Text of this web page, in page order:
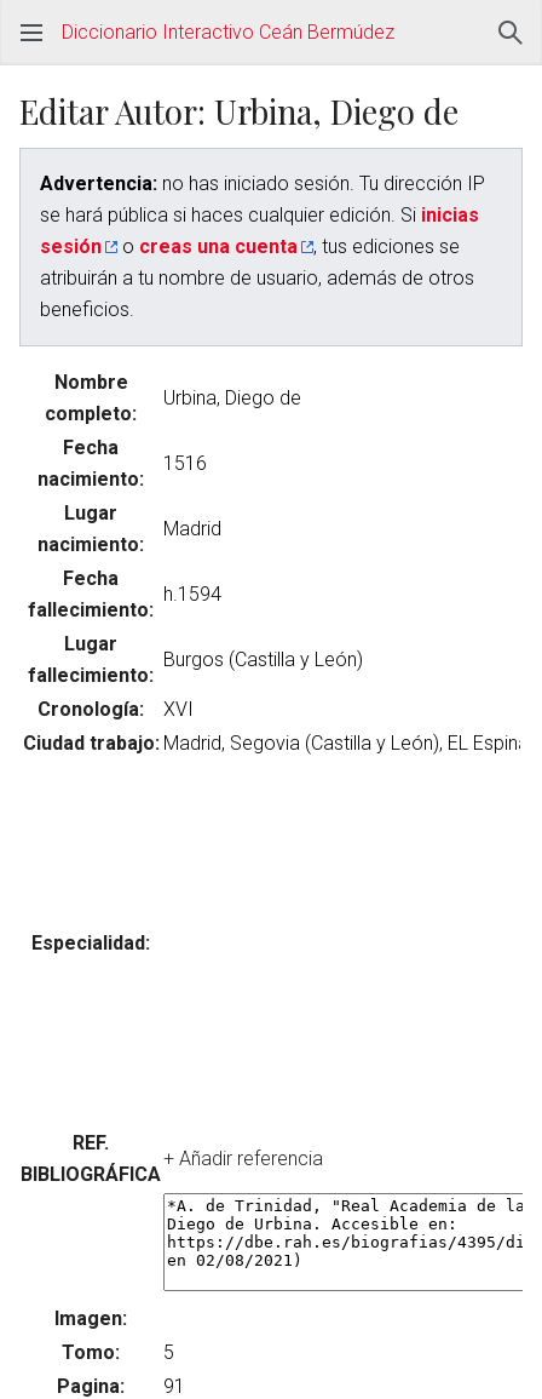
Abrir menú principal
Diccionario Interactivo Ceán Bermúdez
Editar Autor: Urbina, Diego de
Advertencia: no has iniciado sesión. Tu dirección IP
se hará pública si haces cualquier edición. Si inicias
sesión
o creas una cuenta
, tus ediciones se
atribuirán a tu nombre de usuario, además de otros
beneficios.
Nombre
completo:
Fecha
nacimiento:
Lugar
nacimiento:
Fecha
fallecimiento:
Lugar
fallecimiento:
Cronología:
Ciudad trabajo:
Especialidad:
REF.
BIBLIOGRÁFICA
+ Añadir referencia
Imagen:
Tomo:
Pagina: